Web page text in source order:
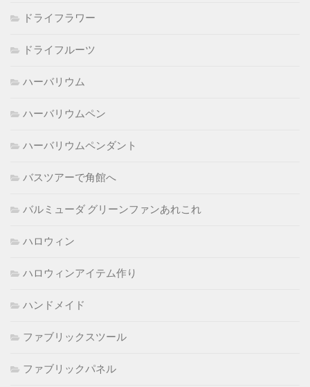
ドライフラワー
ドライフルーツ
ハーバリウム
ハーバリウムペン
ハーバリウムペンダント
バスツアーで角館へ
バルミューダ グリーンファンあれこれ
ハロウィン
ハロウィンアイテム作り
ハンドメイド
ファブリックスツール
ファブリックパネル